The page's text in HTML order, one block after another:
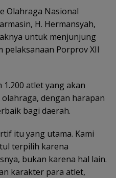
Olahraga Nasional
H. Hermansyah,
untuk menjunjung
Porprov XII
atlet yang akan
dengan harapan
bagi daerah.
itu yang utama. Kami
terpilih karena
bukan karena hal lain.
karakter para atlet,